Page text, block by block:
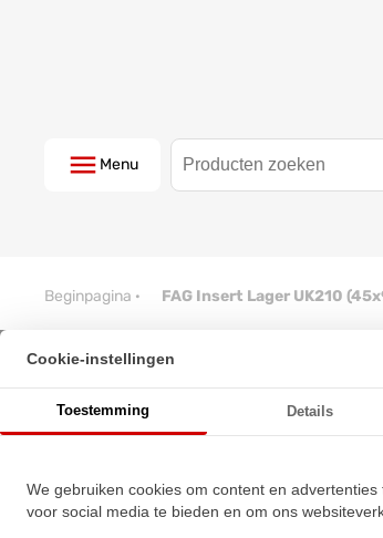
Menu
Beginpagina · FAG Insert Lager UK210
Cookie-instellingen
Toestemming Details
We gebruiken cookies om content en
voor social media te bieden en om ons
FAG Insert Lager
★★★★★
★★★★★